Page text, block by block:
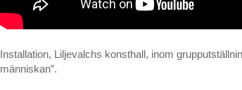
Installation, Liljevalchs konsthall, inom
människan”.